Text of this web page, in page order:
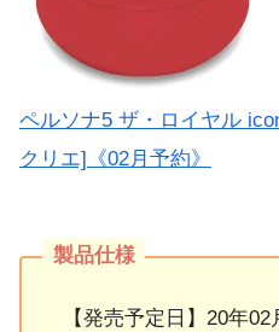
ペルソナ5 ザ・ロイヤル
クリエ]《02月予約》
【発売予定日】20年02